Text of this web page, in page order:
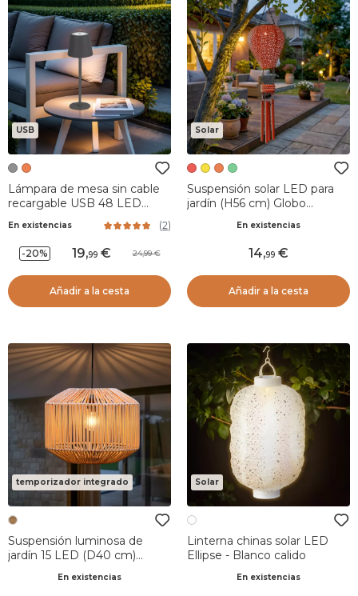
USB
Lámpara de mesa sin cable
recargable USB 48 LED
En existencias (2)
-20% 19,99 24,99
Añadir a la cesta
Solar
Suspensión solar LED para
jardín (H56 cm) Globo
En existencias
14,99
Añadir a la cesta
temporizador integrado
Suspensión luminosa de
jardín 15 LED (D40 cm)
En existencias
Solar
Linterna chinas solar LED
Ellipse - Blanco calido
En existencias